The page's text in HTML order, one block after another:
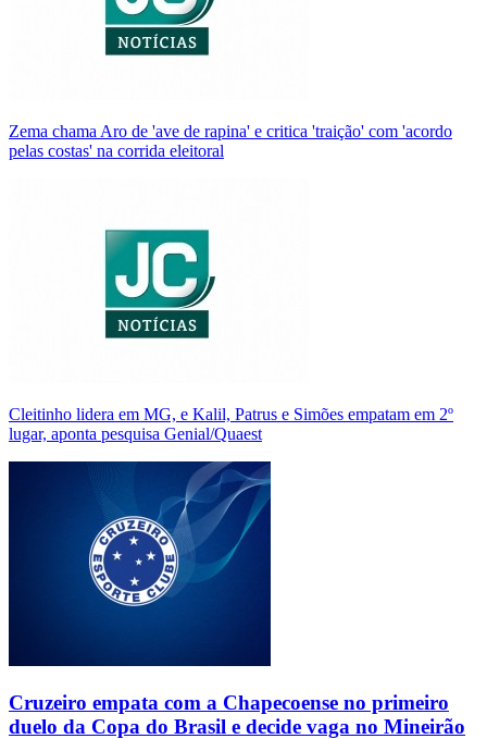
Zema chama Aro de 'ave de rapina' e critica 'traição' com 'acordo
pelas costas' na corrida eleitoral
Cleitinho lidera em MG, e Kalil, Patrus e Simões empatam em 2º
lugar, aponta pesquisa Genial/Quaest
Cruzeiro empata com a Chapecoense no primeiro
duelo da Copa do Brasil e decide vaga no Mineirão